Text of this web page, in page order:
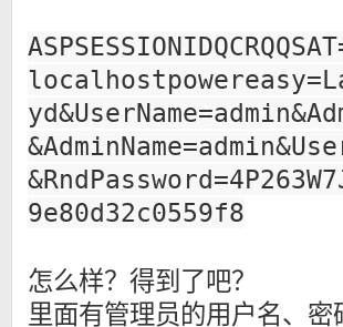
9e80d32c0559f8
怎么样？得到了吧？
里面有管理员的用户名、